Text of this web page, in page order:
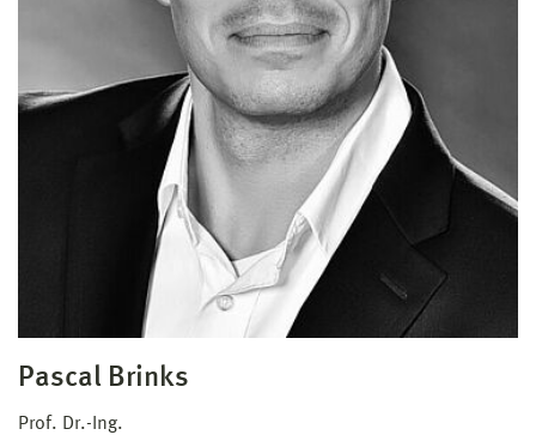
Pascal Brinks
Prof. Dr.-Ing.